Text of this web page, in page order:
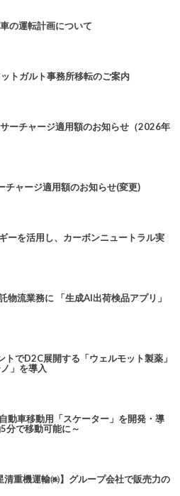
の運転計画について
トガルト事務所移転のご案内
ーチャージ適用額のお知らせ（2026年
ャージ適用額のお知らせ(変更)
ーを活用し、カーボンニュートラル実
物流業務に 「生成AI出荷検品アプリ」
トでD2C展開する「ウェルモット製薬」
」を導入
動車移動用「スケーター」を開発・導
分で移動可能に～
清重機運輸㈱】グループ会社で販売力の